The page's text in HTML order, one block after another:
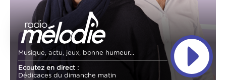
Musique, actu, jeux, bonne humeur...
Ecoutez en direct :
Dédicaces du dimanche matin